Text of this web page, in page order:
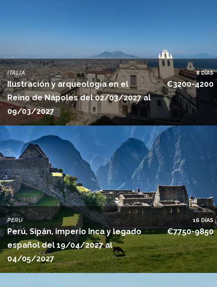
ITALIA
Ilustración y arqueología en el
Reino de Nápoles del 02/03/2027 al
09/03/2027
8 DÍAS
€3200-4200
PERU
Perú, Sipán, imperio Inca y legado
español del 19/04/2027 al
04/05/2027
16 DÍAS
€7750-9850